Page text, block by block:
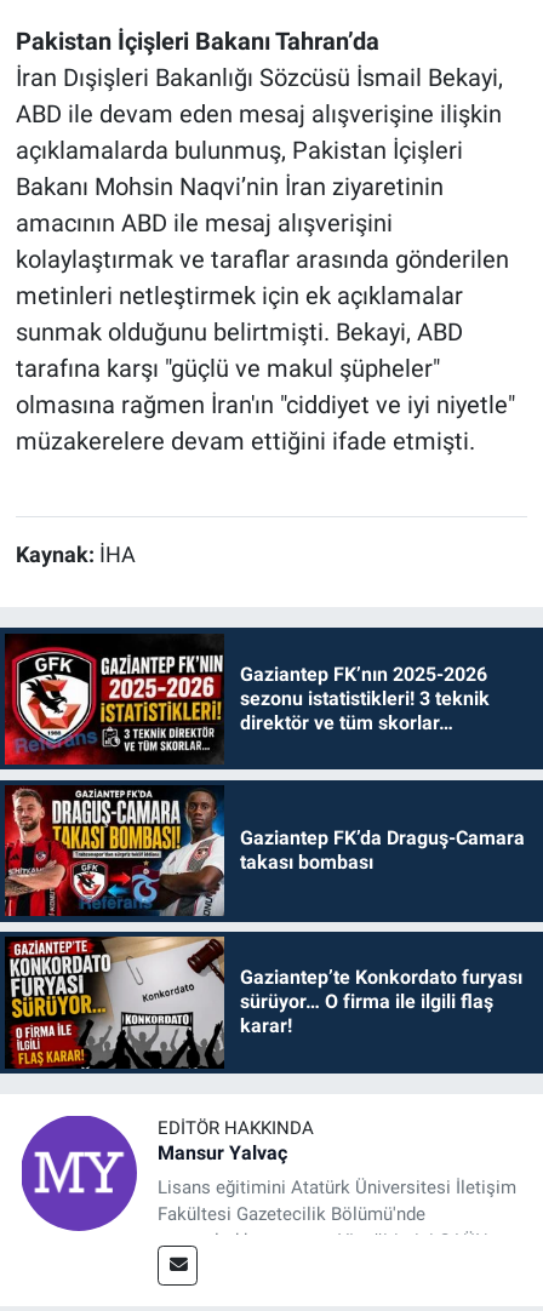
Pakistan İçişleri Bakanı Tahran’da
İran Dışişleri Bakanlığı Sözcüsü İsmail Bekayi,
ABD ile devam eden mesaj alışverişine ilişkin
açıklamalarda bulunmuş, Pakistan İçişleri
Bakanı Mohsin Naqvi’nin İran ziyaretinin
amacının ABD ile mesaj alışverişini
kolaylaştırmak ve taraflar arasında gönderilen
metinleri netleştirmek için ek açıklamalar
sunmak olduğunu belirtmişti. Bekayi, ABD
tarafına karşı "güçlü ve makul şüpheler"
olmasına rağmen İran'ın "ciddiyet ve iyi niyetle"
müzakerelere devam ettiğini ifade etmişti.
Kaynak: İHA
Gaziantep FK’nın 2025-2026
sezonu istatistikleri! 3 teknik
direktör ve tüm skorlar…
Gaziantep FK’da Draguş-Camara
takası bombası
Gaziantep’te Konkordato furyası
sürüyor… O firma ile ilgili flaş
karar!
EDITÖR HAKKINDA
Mansur Yalvaç
Lisans eğitimini Atatürk Üniversitesi İletişim
Fakültesi Gazetecilik Bölümü'nde
tamamladıktan sonra, YL eğitimini GAÜN
Sosyal Bilimler Enstitüsü'nde İletişim ve T. D.